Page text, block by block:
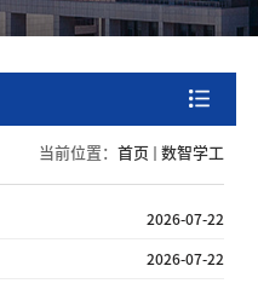
当前位置：首页 数智学工
2026-07-22
2026-07-22